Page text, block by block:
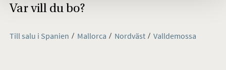
Var vill du bo?
Till salu i Spanien Mallorca Nordväst Valldemossa